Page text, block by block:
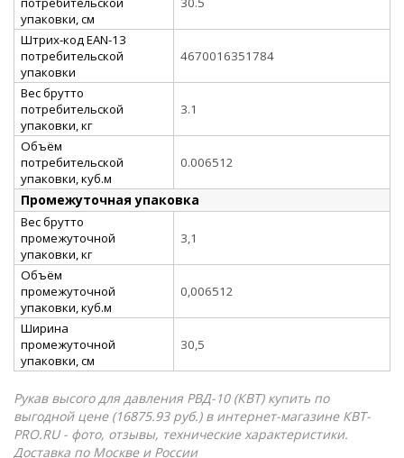
упаковки, см
Штрих-код EAN-13
потребительской
упаковки
4670016351784
Вес брутто
потребительской
упаковки, кг
3.1
Объём
потребительской
упаковки, куб.м
0.006512
Промежуточная упаковка
Вес брутто
промежуточной
упаковки, кг
3,1
Объём
промежуточной
упаковки, куб.м
0,006512
Ширина
промежуточной
упаковки, см
30,5
Рукав высого для давления РВД-10 (КВТ) купить по
выгодной цене (16875.93 руб.) в интернет-магазине КВТ-
PRO.RU - фото, отзывы, технические характеристики.
Доставка по Москве и России